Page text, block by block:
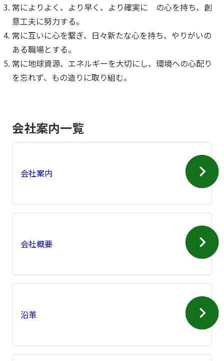
常によりよく、より早く、より確実に の心を持ち、創
意工夫に努力する。
常に互いに心を繋ぎ、日々新たな心を持ち、やりがいの
ある職場とする。
常に地球資源、エネルギーを大切にし、環境への心配り
を忘れず、もの造りに取り組む。
会社案内一覧
会社案内
会社概要
沿革